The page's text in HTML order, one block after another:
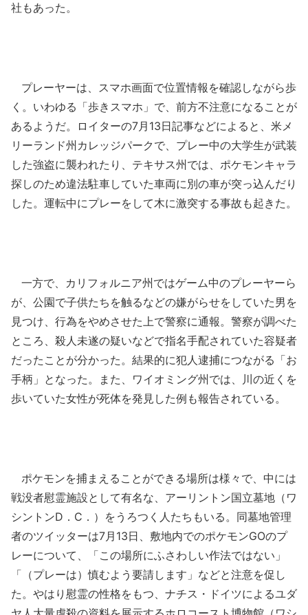
社もあった。
プレーヤーは、スマホ画面で位置情報を確認しながら歩
く。いわゆる「歩きスマホ」で、前方不注意になることが
あるようだ。ロイターの7月13日記事などによると、米メ
リーランド州カレッジパークで、プレー中の大学生が武装
した強盗に襲われたり、テキサス州では、ポケモンキャラ
探しのため違法駐車していた車両に別の車が突っ込んだり
した。運転中にプレーをして木に激突する事故も起きた。
一方で、カリフォルニア州ではゲーム中のプレーヤーら
が、公園で子供たちを触るなどの嫌がらせをしていた男を
見つけ、行為をやめさせた上で警察に通報。警察が調べた
ところ、殺人未遂の疑いなどで指名手配されていた容疑者
だったことが分かった。結果的に犯人逮捕につながる「お
手柄」となった。また、ワイオミング州では、川の近くを
歩いていた女性が死体を発見した例も報告されている。
ポケモンを捕まえることができる場所は様々で、中には
戦没者慰霊施設として有名な、アーリントン国立墓地（ワ
シントンD．C．）をうろつく人たちもいる。同墓地管理
者のツイッターは7月13日、敷地内でのポケモンGOのプ
レーについて、「この場所にふさわしい作法ではない」
「（プレーは）慎むよう要請します」などと注意を促し
た。やはり慰霊の性格をもつ、ナチス・ドイツによるユダ